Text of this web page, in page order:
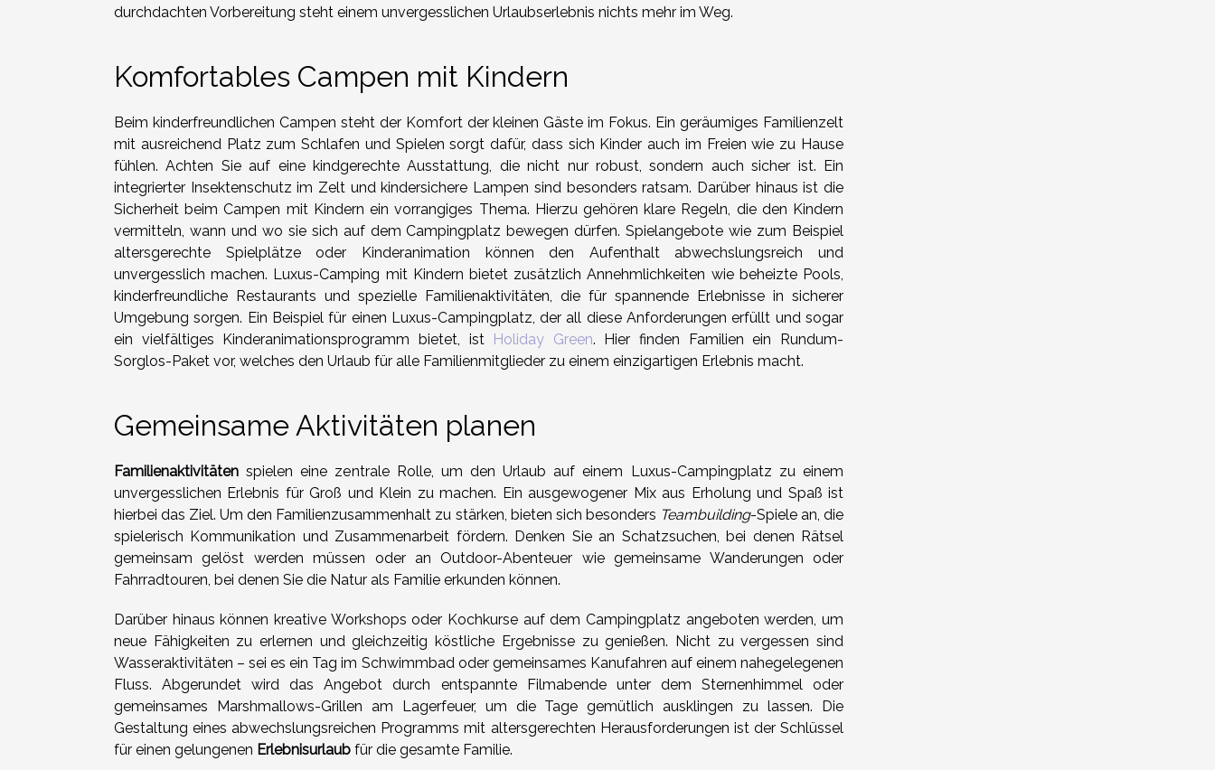
durchdachten Vorbereitung steht einem unvergesslichen Urlaubserlebnis nichts mehr im Weg.
Komfortables Campen mit Kindern
Beim kinderfreundlichen Campen steht der Komfort der kleinen Gäste im Fokus. Ein geräumiges Familienzelt
mit ausreichend Platz zum Schlafen und Spielen sorgt dafür, dass sich Kinder auch im Freien wie zu Hause
fühlen. Achten Sie auf eine kindgerechte Ausstattung, die nicht nur robust, sondern auch sicher ist. Ein
integrierter Insektenschutz im Zelt und kindersichere Lampen sind besonders ratsam. Darüber hinaus ist die
Sicherheit beim Campen mit Kindern ein vorrangiges Thema. Hierzu gehören klare Regeln, die den Kindern
vermitteln, wann und wo sie sich auf dem Campingplatz bewegen dürfen. Spielangebote wie zum Beispiel
altersgerechte Spielplätze oder Kinderanimation können den Aufenthalt abwechslungsreich und
unvergesslich machen. Luxus-Camping mit Kindern bietet zusätzlich Annehmlichkeiten wie beheizte Pools,
kinderfreundliche Restaurants und spezielle Familienaktivitäten, die für spannende Erlebnisse in sicherer
Umgebung sorgen. Ein Beispiel für einen Luxus-Campingplatz, der all diese Anforderungen erfüllt und sogar
ein vielfältiges Kinderanimationsprogramm bietet, ist Holiday Green. Hier finden Familien ein Rundum-
Sorglos-Paket vor, welches den Urlaub für alle Familienmitglieder zu einem einzigartigen Erlebnis macht.
Gemeinsame Aktivitäten planen
Familienaktivitäten spielen eine zentrale Rolle, um den Urlaub auf einem Luxus-Campingplatz zu einem
unvergesslichen Erlebnis für Groß und Klein zu machen. Ein ausgewogener Mix aus Erholung und Spaß ist
hierbei das Ziel. Um den Familienzusammenhalt zu stärken, bieten sich besonders Teambuilding-Spiele an, die
spielerisch Kommunikation und Zusammenarbeit fördern. Denken Sie an Schatzsuchen, bei denen Rätsel
gemeinsam gelöst werden müssen oder an Outdoor-Abenteuer wie gemeinsame Wanderungen oder
Fahrradtouren, bei denen Sie die Natur als Familie erkunden können.
Darüber hinaus können kreative Workshops oder Kochkurse auf dem Campingplatz angeboten werden, um
neue Fähigkeiten zu erlernen und gleichzeitig köstliche Ergebnisse zu genießen. Nicht zu vergessen sind
Wasseraktivitäten – sei es ein Tag im Schwimmbad oder gemeinsames Kanufahren auf einem nahegelegenen
Fluss. Abgerundet wird das Angebot durch entspannte Filmabende unter dem Sternenhimmel oder
gemeinsames Marshmallows-Grillen am Lagerfeuer, um die Tage gemütlich ausklingen zu lassen. Die
Gestaltung eines abwechslungsreichen Programms mit altersgerechten Herausforderungen ist der Schlüssel
für einen gelungenen Erlebnisurlaub für die gesamte Familie.